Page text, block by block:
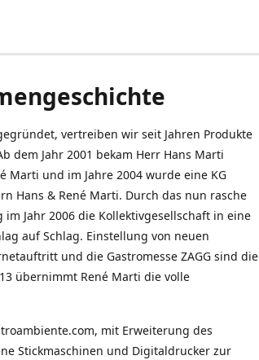
vertreiben wir seit Jahren Produkte
dem Jahr 2001 bekam Herr Hans Marti
Marti und im Jahre 2004 wurde eine KG
Hans & René Marti. Durch das nun rasche
Jahr 2006 die Kollektivgesellschaft in eine
auf Schlag. Einstellung von neuen
und die Gastromesse ZAGG sind die
übernimmt René Marti die volle
mit Erweiterung des
Stickmaschinen und Digitaldrucker zur